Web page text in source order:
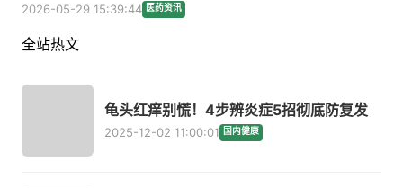
2026-05-29 15:39:44 医药资讯
全站热文
龟头红痒别慌！4步辨炎症5招彻底防复发
2025-12-02 11:00:01 国内健康